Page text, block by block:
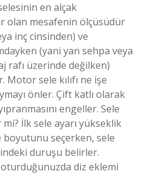
en alçak
olan mesafenin ölçüsüdür
inç cinsinden) ve
(yani yan sehpa veya
rafı üzerinde değilken)
sele kılıfı ne işe
önler. Çift katlı olarak
engeller. Sele
İlk sele ayarı yükseklik
boyutunu seçerken, sele
duruşu belirler.
diz eklemi